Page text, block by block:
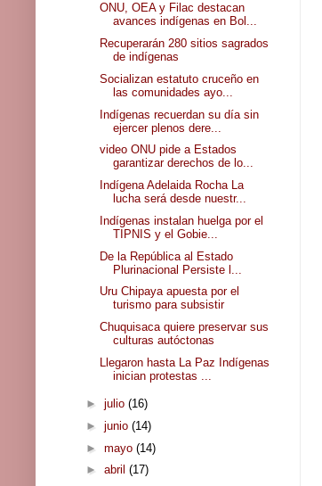
ONU, OEA y Filac destacan
avances indígenas en Bol...
Recuperarán 280 sitios sagrados
de indígenas
Socializan estatuto cruceño en
las comunidades ayo...
Indígenas recuerdan su día sin
ejercer plenos dere...
video ONU pide a Estados
garantizar derechos de lo...
Indígena Adelaida Rocha La
lucha será desde nuestr...
Indígenas instalan huelga por el
TIPNIS y el Gobie...
De la República al Estado
Plurinacional Persiste l...
Uru Chipaya apuesta por el
turismo para subsistir
Chuquisaca quiere preservar sus
culturas autóctonas
Llegaron hasta La Paz Indígenas
inician protestas ...
► julio (16)
► junio (14)
► mayo (14)
► abril (17)